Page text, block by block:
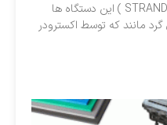
انواع کاترهای گرانول ساز رشته ای ( STRAND ) این دستگاه ها
مانند که توسط اکسترودر